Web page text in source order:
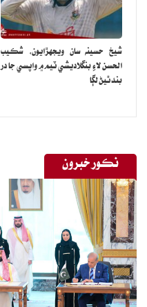
شيخ حسينه سان ويجهڙايون، شڪيب
الحسن لاءِ بنگلاديشي ٽيم ۾ واپسي جا در
بند ٿيڻ لڳا
نڪور خبرون